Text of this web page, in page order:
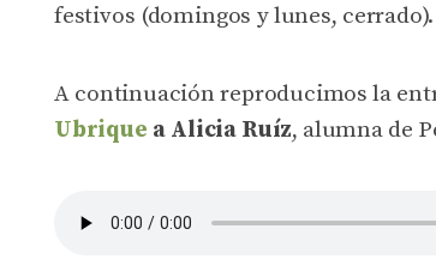
festivos (domingos y lunes, cerrado).
A continuación reproducimos la
Ubrique a Alicia Ruíz, alumna de